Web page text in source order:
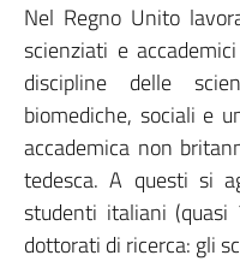
Nel Regno Unito
scienziati e
discipline delle
biomediche, sociali e
accademica non
tedesca. A questi si
studenti italiani
dottorati di ricerca: gli